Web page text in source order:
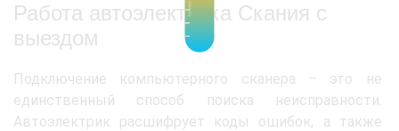
Работа автоэлектрика Скания с
выездом
Подключение компьютерного сканера – это не
единственный способ поиска неисправности.
Автоэлектрик расшифрует коды ошибок, а также